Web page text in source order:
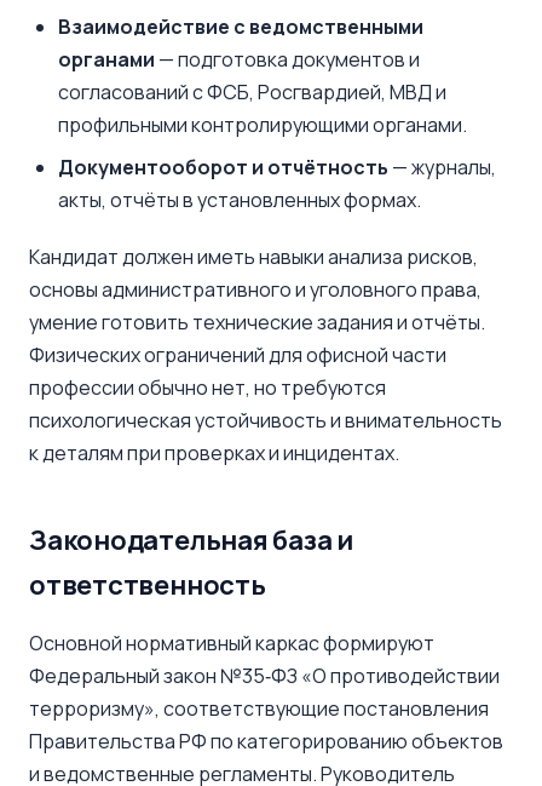
Взаимодействие с ведомственными
органами — подготовка документов и
согласований с ФСБ, Росгвардией, МВД и
профильными контролирующими органами.
Документооборот и отчётность — журналы,
акты, отчёты в установленных формах.
Кандидат должен иметь навыки анализа рисков,
основы административного и уголовного права,
умение готовить технические задания и отчёты.
Физических ограничений для офисной части
профессии обычно нет, но требуются
психологическая устойчивость и внимательность
к деталям при проверках и инцидентах.
Законодательная база и
ответственность
Основной нормативный каркас формируют
Федеральный закон №35‑ФЗ «О противодействии
терроризму», соответствующие постановления
Правительства РФ по категорированию объектов
и ведомственные регламенты. Руководитель